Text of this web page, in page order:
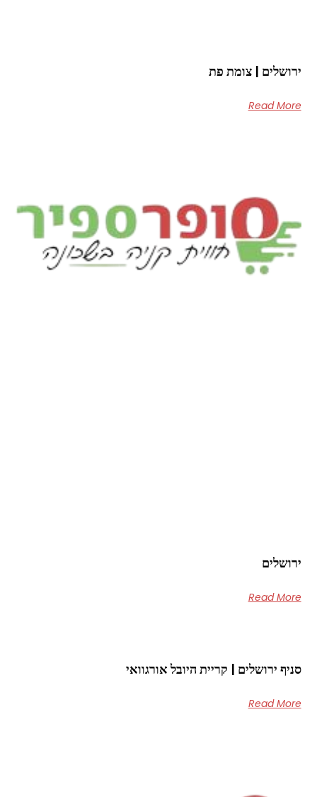
ירושלים | צומת פת
Read More
ירושלים
Read More
סניף ירושלים | קריית היובל אורגוואי
Read More